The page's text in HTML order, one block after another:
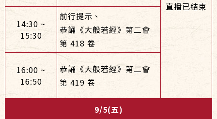
直播已結束
14:30 ~
15:30
前行提示、
恭誦《大般若經》第二會
第 418 卷
16:00 ~
16:50
恭誦《大般若經》第二會
第 419 卷
9/5(五)